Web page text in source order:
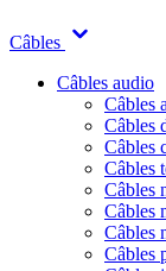
Câbles
Câbles audio
Câbles
Câbles
Câbles
Câbles
Câbles
Câbles
Câbles
Câbles